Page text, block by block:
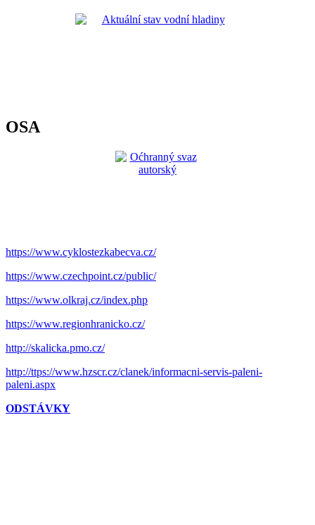
OSA
https://www.cyklostezkabecva.cz/
https://www.czechpoint.cz/public/
https://www.olkraj.cz/index.php
https://www.regionhranicko.cz/
http://skalicka.pmo.cz/
http://ttps://www.hzscr.cz/clanek/informacni-servis-paleni-
paleni.aspx
ODSTÁVKY